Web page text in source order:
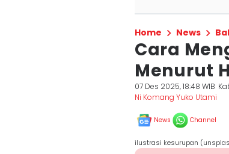
Home News
Cara
Menurut
07 Des 2025, 18:48 WIB
Ni Komang Yuko Utami
News Channel
ilustrasi kesurupan